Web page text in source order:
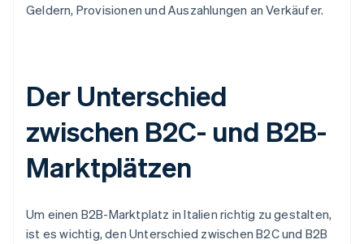
Geldern, Provisionen und Auszahlungen an Verkäufer.
Der Unterschied
zwischen B2C- und B2B-
Marktplätzen
Um einen B2B-Marktplatz in Italien richtig zu gestalten,
ist es wichtig, den Unterschied zwischen B2C und B2B